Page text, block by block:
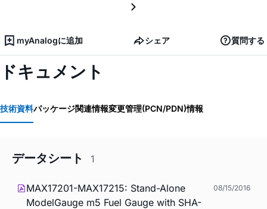
myAnalogに追加 シェア 質問する
ドキュメント
技術資料パッケージ関連情報変更管理(PCN/PDN)情報
データシート 1
MAX17201-MAX17215: Stand-Alone
ModelGauge m5 Fuel Gauge with SHA-
08/15/2016